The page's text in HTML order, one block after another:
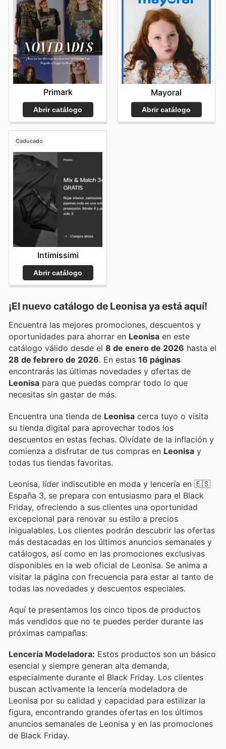
Primark
Abrir catálogo
Mayoral
Abrir catálogo
Caducado
Intimissimi
Abrir catálogo
¡El nuevo catálogo de Leonisa ya está aquí!
Encuentra las mejores promociones, descuentos y
oportunidades para ahorrar en Leonisa en este
catálogo válido desde el 8 de enero de 2026 hasta el
28 de febrero de 2026 . En estas 16 páginas
encontrarás las últimas novedades y ofertas de
Leonisa para que puedas comprar todo lo que
necesitas sin gastar de más.
Encuentra una tienda de Leonisa cerca tuyo o visita
su tienda digital para aprovechar todos los
descuentos en estas fechas. Olvídate de la inflación y
comienza a disfrutar de tus compras en Leonisa y
todas tus tiendas favoritas.
Leonisa, líder indiscutible en moda y lencería en 🇪🇸
España 3, se prepara con entusiasmo para el Black
Friday, ofreciendo a sus clientes una oportunidad
excepcional para renovar su estilo a precios
inigualables. Los clientes podrán descubrir las ofertas
más destacadas en los últimos anuncios semanales y
catálogos, así como en las promociones exclusivas
disponibles en la web oficial de Leonisa. Se anima a
visitar la página con frecuencia para estar al tanto de
todas las novedades y descuentos especiales.
Aquí te presentamos los cinco tipos de productos
más vendidos que no te puedes perder durante las
próximas campañas:
Lencería Modeladora: Estos productos son un básico
esencial y siempre generan alta demanda,
especialmente durante el Black Friday. Los clientes
buscan activamente la lencería modeladora de
Leonisa por su calidad y capacidad para estilizar la
figura, encontrando grandes ofertas en los últimos
anuncios semanales de Leonisa y en las promociones
de Black Friday.